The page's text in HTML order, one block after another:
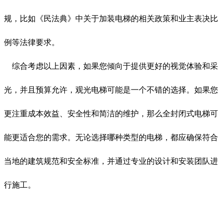
规，比如《民法典》中关于加装电梯的相关政策和业主表决比
例等法律要求。
综合考虑以上因素，如果您倾向于提供更好的视觉体验和采
光，并且预算允许，观光电梯可能是一个不错的选择。如果您
更注重成本效益、安全性和简洁的维护，那么全封闭式电梯可
能更适合您的需求。无论选择哪种类型的电梯，都应确保符合
当地的建筑规范和安全标准，并通过专业的设计和安装团队进
行施工。